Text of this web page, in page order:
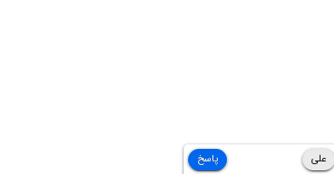
علی
پاسخ